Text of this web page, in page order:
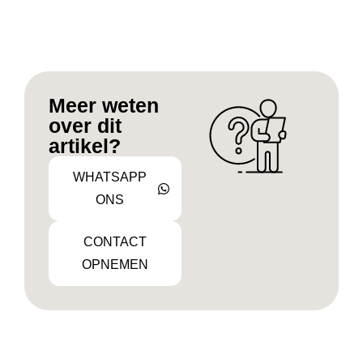
Meer weten
over dit
artikel?
WHATSAPP
ONS
CONTACT
OPNEMEN